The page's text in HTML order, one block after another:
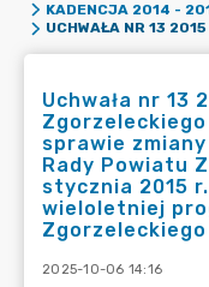
KADENCJA 2014 -
Uchwała nr 13
sprawie zmiany
Rady Powiatu
stycznia 2015
wieloletniej
2025-10-06 14:16